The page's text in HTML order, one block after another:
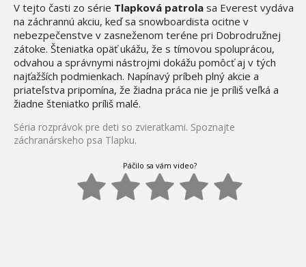
V tejto časti zo série Tlapková patrola sa Everest vydáva
na záchrannú akciu, keď sa snowboardista ocitne v
nebezpečenstve v zasneženom teréne pri Dobrodružnej
zátoke. Šteniatka opäť ukážu, že s tímovou spoluprácou,
odvahou a správnymi nástrojmi dokážu pomôcť aj v tých
najťažších podmienkach. Napínavý príbeh plný akcie a
priateľstva pripomína, že žiadna práca nie je príliš veľká a
žiadne šteniatko príliš malé.
Séria rozprávok pre deti so zvieratkami. Spoznajte
záchranárskeho psa Tlapku.
Páčilo sa vám video?